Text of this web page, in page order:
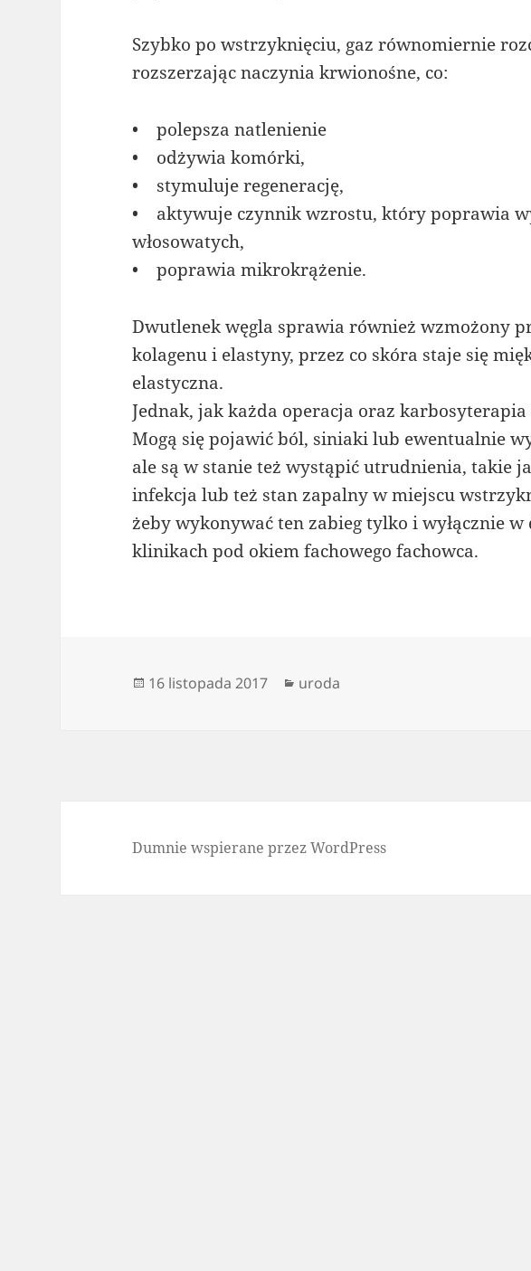
Szybko po wstrzyknięciu, gaz równomiernie
rozszerzając naczynia krwionośne, co:
• polepsza natlenienie
• odżywia komórki,
• stymuluje regenerację,
• aktywuje czynnik wzrostu, który poprawia
włosowatych,
• poprawia mikrokrążenie.
Dwutlenek węgla sprawia również wzmożony
kolagenu i elastyny, przez co skóra staje się
elastyczna.
Jednak, jak każda operacja oraz
Mogą się pojawić ból, siniaki lub ewentualnie
ale są w stanie też wystąpić utrudnienia, takie
infekcja lub też stan zapalny w miejscu
żeby wykonywać ten zabieg tylko i wyłącznie
klinikach pod okiem fachowego fachowca.
Data
16 listopada 2017 Kategorie
uroda
Dumnie wspierane przez WordPress